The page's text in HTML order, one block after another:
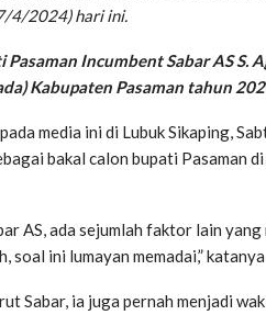
4/2024) hari ini.
Pasaman Incumbent Sabar AS S.
Kabupaten Pasaman tahun
media ini di Lubuk Sikaping,
bakal calon bupati Pasaman
AS, ada sejumlah faktor lain
soal ini lumayan memadai,” katanya
Sabar, ia juga pernah menjadi